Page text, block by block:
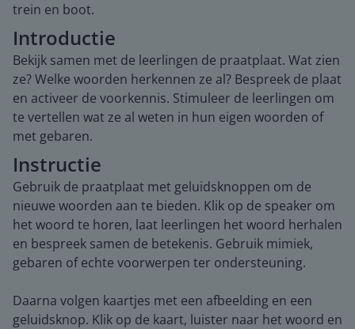
trein en boot.
Introductie
Bekijk samen met de leerlingen de praatplaat. Wat zien
ze? Welke woorden herkennen ze al? Bespreek de plaat
en activeer de voorkennis. Stimuleer de leerlingen om
te vertellen wat ze al weten in hun eigen woorden of
met gebaren.
Instructie
Gebruik de praatplaat met geluidsknoppen om de
nieuwe woorden aan te bieden. Klik op de speaker om
het woord te horen, laat leerlingen het woord herhalen
en bespreek samen de betekenis. Gebruik mimiek,
gebaren of echte voorwerpen ter ondersteuning.
Daarna volgen kaartjes met een afbeelding en een
geluidsknop. Klik op de kaart, luister naar het woord en